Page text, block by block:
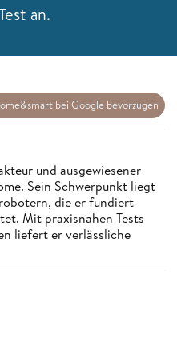
an.
bei Google bevorzugen
und ausgewiesener
Sein Schwerpunkt liegt
die er fundiert
Mit praxisnahen Tests
liefert er verlässliche